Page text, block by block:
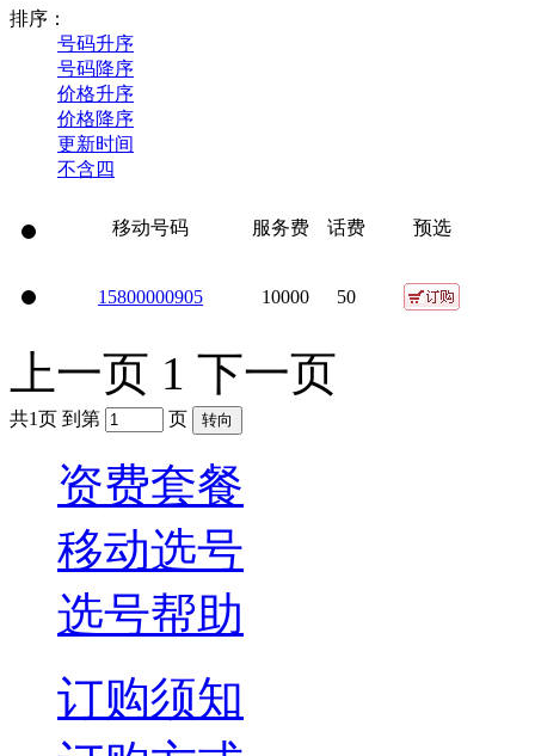
排序：
号码升序
号码降序
价格升序
价格降序
更新时间
不含四
移动号码 服务费 话费 预选
15800000905 10000 50
上一页 1 下一页
共1页 到第 页
资费套餐
移动选号
选号帮助
订购须知